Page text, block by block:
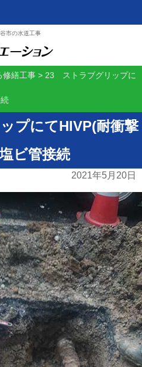
市の水道工事
修繕工事 > 23 ストラブグリップに
プにてHIVP(耐衝撃
ビ管接続
2021年5月20日